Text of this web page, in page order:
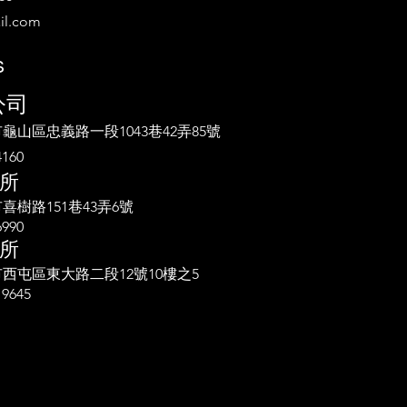
山區忠義路一段1043巷42弄85號
樹路151巷43弄6號
屯區東大路二段12號10樓之5